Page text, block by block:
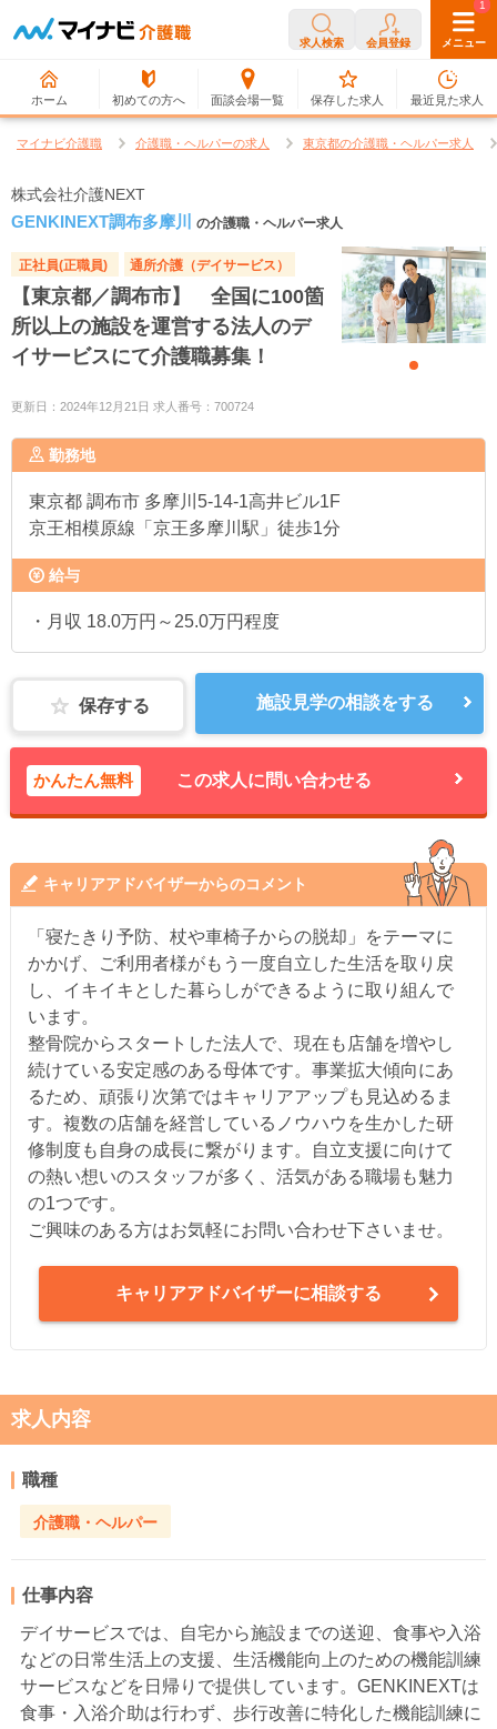
求人検索 会員登録 メニュー
ホーム 初めての方へ 面談会場一覧
0
保存した求人
1
最近見た求人
マイナビ介護職 介護職・ヘルパーの求人 東京都の介護職・ヘルパー求人
株式会社介護NEXT
GENKINEXT調布多摩川 の介護職・ヘルパー求人
正社員(正職員) 通所介護（デイサービス）
【東京都／調布市】 全国に100箇
所以上の施設を運営する法人のデ
イサービスにて介護職募集！
更新日：2024年12月21日 求人番号：700724
勤務地
東京都 調布市 多摩川5-14-1高井ビル1F
京王相模原線「京王多摩川駅」徒歩1分
給与
・月収 18.0万円～25.0万円程度
保存する 施設見学の相談をする
かんたん無料 この求人に問い合わせる
キャリアアドバイザーからのコメント
「寝たきり予防、杖や車椅子からの脱却」をテーマに
かかげ、ご利用者様がもう一度自立した生活を取り戻
し、イキイキとした暮らしができるように取り組んで
います。
整骨院からスタートした法人で、現在も店舗を増やし
続けている安定感のある母体です。事業拡大傾向にあ
るため、頑張り次第ではキャリアアップも見込めるま
す。複数の店舗を経営しているノウハウを生かした研
修制度も自身の成長に繋がります。自立支援に向けて
の熱い想いのスタッフが多く、活気がある職場も魅力
の1つです。
ご興味のある方はお気軽にお問い合わせ下さいませ。
キャリアアドバイザーに相談する
求人内容
職種
介護職・ヘルパー
仕事内容
デイサービスでは、自宅から施設までの送迎、食事や入浴
などの日常生活上の支援、生活機能向上のための機能訓練
サービスなどを日帰りで提供しています。GENKINEXTは
食事・入浴介助は行わず、歩行改善に特化した機能訓練に